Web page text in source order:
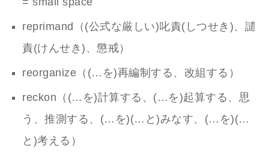
reprimand（(公式な厳しい)叱責(しつせき)、譴
責(けんせき)、懲戒）
reorganize（(…を)再編制する、改組する）
reckon（(…を)計算する、(…を)起算する、思
う、推測する、(…を)(…と)みなす、(…を)(…
と)考える）